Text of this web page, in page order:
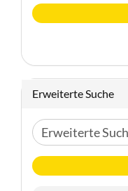
NEWSLETTER-
ANMELDUNG
Erweiterte Suche
Erweiterte
Suche